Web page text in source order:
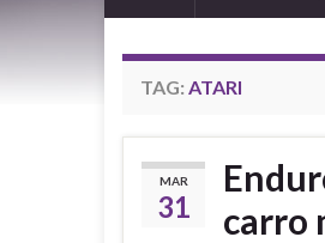
TAG: ATARI
MAR
31
carro